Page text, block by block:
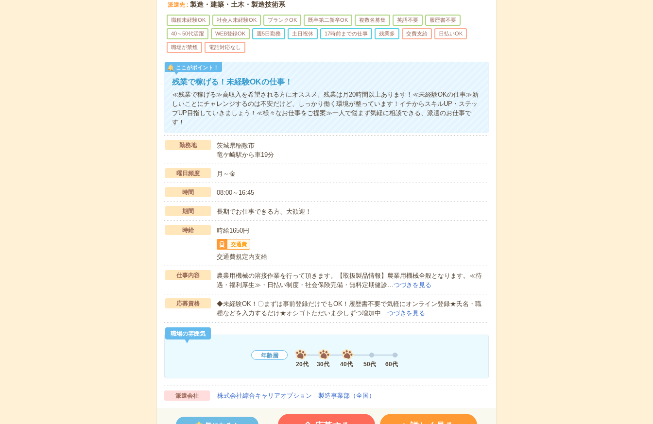
派遣先 製造・建築・土木・製造技術系
職種未経験OK 社会人未経験OK ブランクOK 既卒第二新卒OK 複数名募集 英語不要 履歴書不要
40～50代活躍 WEB登録OK 週5日勤務 土日祝休 17時前までの仕事 残業多 交費支給 日払いOK
職場が禁煙 電話対応なし
ここがポイント！
残業で稼げる！未経験OKの仕事！
≪残業で稼げる≫高収入を希望される方にオススメ。残業は月20時間以上あります！≪未経験OKの仕事≫新
しいことにチャレンジするのは不安だけど、しっかり働く環境が整っています！イチからスキルUP・ステッ
プUP目指していきましょう！≪様々なお仕事をご提案≫一人で悩まず気軽に相談できる、派遣のお仕事で
す！
勤務地
茨城県稲敷市
竜ケ崎駅から車19分
曜日頻度 月～金
時間 08:00～16:45
期間 長期でお仕事できる方、大歓迎！
時給 時給1650円
交通費
交通費規定内支給
仕事内容
農業用機械の溶接作業を行って頂きます。【取扱製品情報】農業用機械全般となります。≪待
遇・福利厚生≫・日払い制度・社会保険完備・無料定期健診…つづきを見る
応募資格
◆未経験OK！〇まずは事前登録だけでもOK！履歴書不要で気軽にオンライン登録★氏名・職
種などを入力するだけ★オシゴトただいま少しずつ増加中…つづきを見る
職場の雰囲気
年齢層
20代
30代 40代 50代 60代
派遣会社 株式会社綜合キャリアオプション 製造事業部（全国）